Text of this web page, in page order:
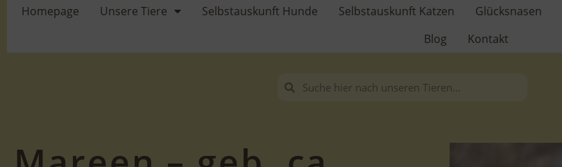
Homepage Unsere Tiere Selbstauskunft Hunde Selbstauskunft Katzen Glücksnasen
Blog
Kontakt